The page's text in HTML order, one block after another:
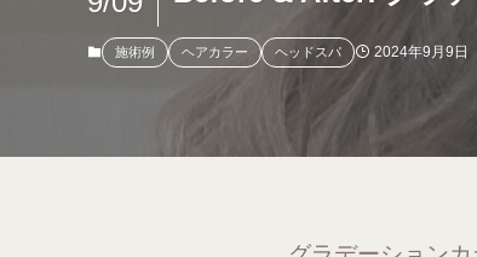
施術例 ヘアカラー ヘッドスパ 2024年9月9日